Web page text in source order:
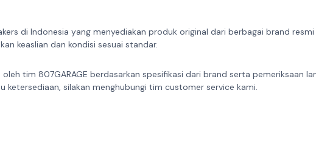
di Indonesia yang menyediakan produk original dari berbagai brand
keaslian dan kondisi sesuai standar.
tim 807GARAGE berdasarkan spesifikasi dari brand serta pemeriksaan
ketersediaan, silakan menghubungi tim customer service kami.